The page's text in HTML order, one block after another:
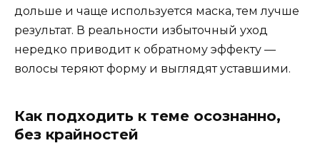
дольше и чаще используется маска, тем лучше
результат. В реальности избыточный уход
нередко приводит к обратному эффекту —
волосы теряют форму и выглядят уставшими.
Как подходить к теме осознанно,
без крайностей